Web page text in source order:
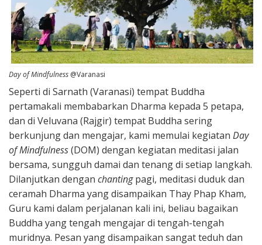
Day of Mindfulness @Varanasi
Seperti di Sarnath (Varanasi) tempat Buddha
pertamakali membabarkan Dharma kepada 5 petapa,
dan di Veluvana (Rajgir) tempat Buddha sering
berkunjung dan mengajar, kami memulai kegiatan Day
of Mindfulness(DOM) dengan kegiatan meditasi jalan
bersama, sungguh damai dan tenang di setiap langkah.
Dilanjutkan dengan chantingpagi, meditasi duduk dan
ceramah Dharma yang disampaikan Thay Phap Kham,
Guru kami dalam perjalanan kali ini, beliau bagaikan
Buddha yang tengah mengajar di tengah-tengah
muridnya. Pesan yang disampaikan sangat teduh dan